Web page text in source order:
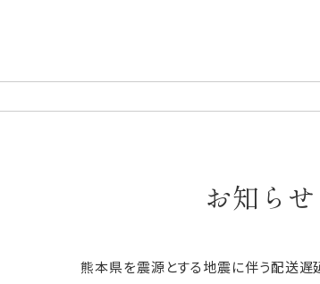
お知らせ
熊本県を震源とする地震に伴う配送遅